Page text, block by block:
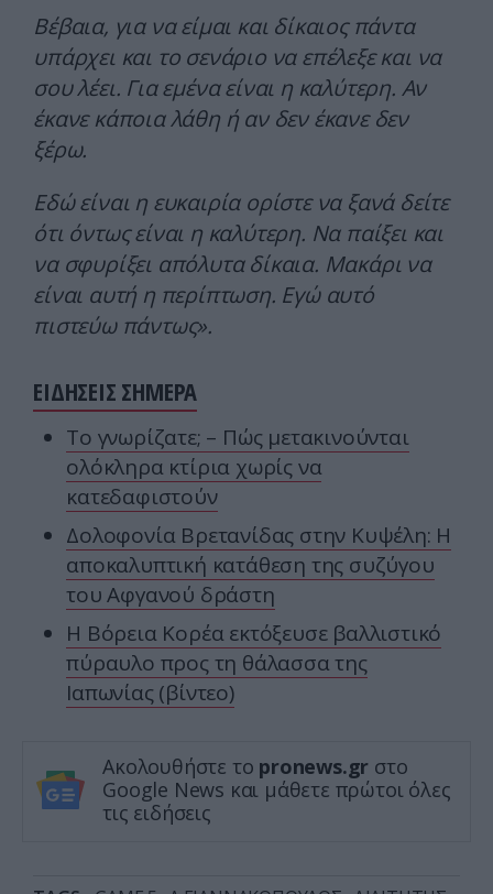
Βέβαια, για να είμαι και δίκαιος πάντα
υπάρχει και το σενάριο να επέλεξε και να
σου λέει. Για εμένα είναι η καλύτερη. Αν
έκανε κάποια λάθη ή αν δεν έκανε δεν
ξέρω.
Εδώ είναι η ευκαιρία ορίστε να ξανά δείτε
ότι όντως είναι η καλύτερη. Να παίξει και
να σφυρίξει απόλυτα δίκαια. Μακάρι να
είναι αυτή η περίπτωση. Εγώ αυτό
πιστεύω πάντως».
ΕΙΔΗΣΕΙΣ ΣΗΜΕΡΑ
Το γνωρίζατε; – Πώς μετακινούνται
ολόκληρα κτίρια χωρίς να
κατεδαφιστούν
Δολοφονία Βρετανίδας στην Κυψέλη: Η
αποκαλυπτική κατάθεση της συζύγου
του Αφγανού δράστη
Η Βόρεια Κορέα εκτόξευσε βαλλιστικό
πύραυλο προς τη θάλασσα της
Ιαπωνίας (βίντεο)
Ακολουθήστε το pronews.gr στο
Google News και μάθετε πρώτοι όλες
τις ειδήσεις